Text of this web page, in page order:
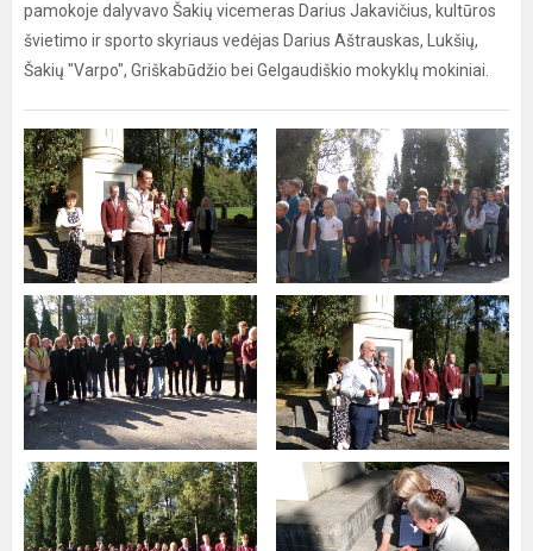
pamokoje dalyvavo Šakių vicemeras Darius Jakavičius, kultūros
švietimo ir sporto skyriaus vedėjas Darius Aštrauskas, Lukšių,
Šakių "Varpo", Griškabūdžio bei Gelgaudiškio mokyklų mokiniai.